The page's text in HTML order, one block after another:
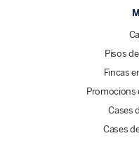
Pisos
Fincas
Promocions
Cases
Cases